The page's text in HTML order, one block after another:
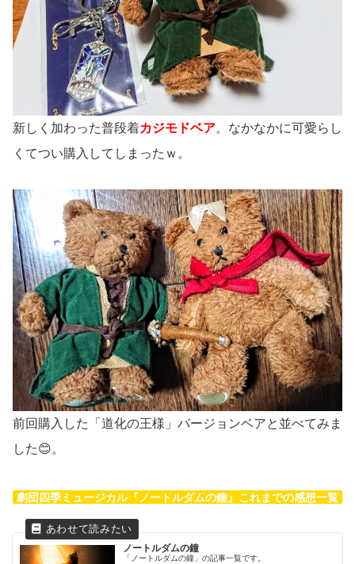
新しく加わった普段着カジモドベア。なかなかに可愛らし
くてつい購入してしまったｗ。
前回購入した「道化の王様」バージョンベアと並べてみま
した😊。
劇団四季ミュージカル『ノートルダムの鐘』これまでの感想一覧
ノートルダムの鐘
「ノートルダムの鐘」の記事一覧です。